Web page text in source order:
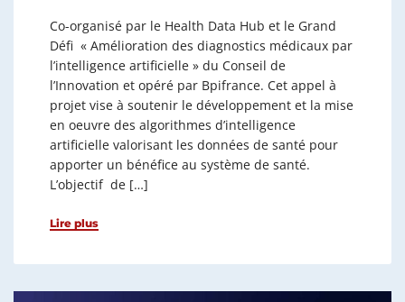
Co-organisé par le Health Data Hub et le Grand
Défi « Amélioration des diagnostics médicaux par
l’intelligence artificielle » du Conseil de
l’Innovation et opéré par Bpifrance. Cet appel à
projet vise à soutenir le développement et la mise
en oeuvre des algorithmes d’intelligence
artificielle valorisant les données de santé pour
apporter un bénéfice au système de santé.
L’objectif de […]
Lire plus